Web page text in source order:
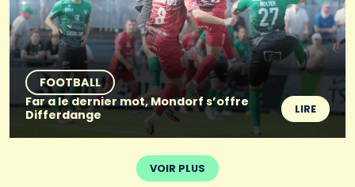
FOOTBALL
Far a le dernier mot, Mondorf s’offre
Differdange
LIRE
VOIR PLUS